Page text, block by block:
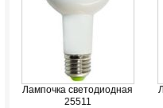
Лампочка светодиодная
25511